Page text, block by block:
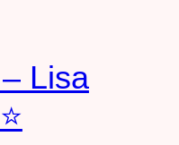
Lisa